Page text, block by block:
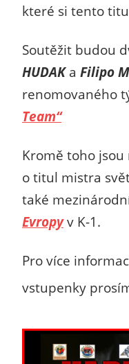
které si tento
Soutěžit budou
HUDAKa Filipo
renomovaného
Team“
Kromě toho
o titul mistra
také
Evropyv K-1.
Pro více
vstupenky